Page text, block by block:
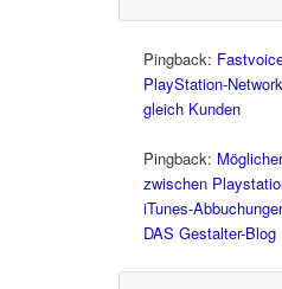
Pingback:
PlayStation-
gleich Kunden
Pingback:
zwischen
iTunes-
DAS Gestalter-Blog